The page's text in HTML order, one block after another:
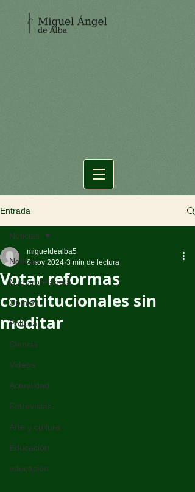
Entrada
Noticias
Nuestro Planeta
Opinión
Política
Ciencia
Videos
Actualidad
Entrevistas
Arte y cultura
Educación
educación
Noticias
Votar reformas
constitucionales sin
meditar
migueldealba5
6 nov 2024 3 min de lectura